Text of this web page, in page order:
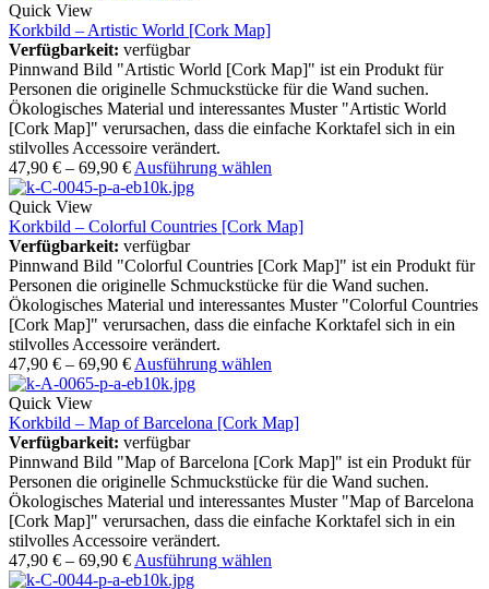
Quick View
Korkbild – Artistic World [Cork Map]
Verfügbarkeit: verfügbar
Pinnwand Bild "Artistic World [Cork Map]" ist ein Produkt für
Personen die originelle Schmuckstücke für die Wand suchen.
Ökologisches Material und interessantes Muster "Artistic World
[Cork Map]" verursachen, dass die einfache Korktafel sich in ein
stilvolles Accessoire verändert.
47,90 € – 69,90 € Ausführung wählen
Quick View
Korkbild – Colorful Countries [Cork Map]
Verfügbarkeit: verfügbar
Pinnwand Bild "Colorful Countries [Cork Map]" ist ein Produkt für
Personen die originelle Schmuckstücke für die Wand suchen.
Ökologisches Material und interessantes Muster "Colorful Countries
[Cork Map]" verursachen, dass die einfache Korktafel sich in ein
stilvolles Accessoire verändert.
47,90 € – 69,90 € Ausführung wählen
Quick View
Korkbild – Map of Barcelona [Cork Map]
Verfügbarkeit: verfügbar
Pinnwand Bild "Map of Barcelona [Cork Map]" ist ein Produkt für
Personen die originelle Schmuckstücke für die Wand suchen.
Ökologisches Material und interessantes Muster "Map of Barcelona
[Cork Map]" verursachen, dass die einfache Korktafel sich in ein
stilvolles Accessoire verändert.
47,90 € – 69,90 € Ausführung wählen